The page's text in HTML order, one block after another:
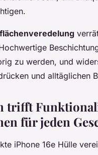
zu werden, und
und alltäglichen
trifft
für jeden
iPhone 16e Hülle